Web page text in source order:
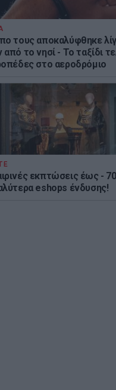
τους αποκαλύφθηκε
από το νησί - Το ταξίδι
στο αεροδρόμιο
εκπτώσεις έως -
eshops ένδυσης!